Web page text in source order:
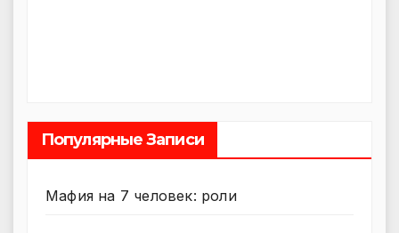
Популярные Записи
Мафия на 7 человек: роли